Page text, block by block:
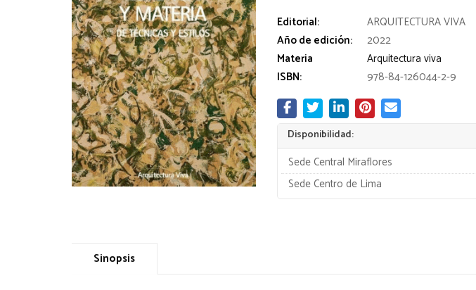
Editorial:
ARQUITECTURA VIVA
Año de edición:
2022
Materia
Arquitectura viva
ISBN:
978-84-126044-2-9
Disponibilidad:
Sede Central Miraflores
Sede Centro de Lima
Sinopsis